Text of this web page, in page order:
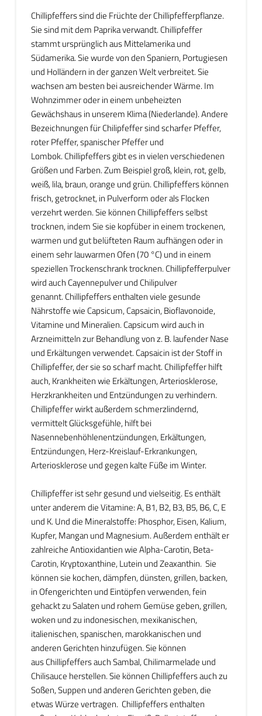
Chillipfeffers sind die Früchte der Chillipfefferpflanze.
Sie sind mit dem Paprika verwandt. Chillipfeffer
stammt ursprünglich aus Mittelamerika und
Südamerika. Sie wurde von den Spaniern, Portugiesen
und Holländern in der ganzen Welt verbreitet. Sie
wachsen am besten bei ausreichender Wärme. Im
Wohnzimmer oder in einem unbeheizten
Gewächshaus in unserem Klima (Niederlande). Andere
Bezeichnungen für Chilipfeffer sind scharfer Pfeffer,
roter Pfeffer, spanischer Pfeffer und
Lombok. Chillipfeffers gibt es in vielen verschiedenen
Größen und Farben. Zum Beispiel groß, klein, rot, gelb,
weiß, lila, braun, orange und grün. Chillipfeffers können
frisch, getrocknet, in Pulverform oder als Flocken
verzehrt werden. Sie können Chillipfeffers selbst
trocknen, indem Sie sie kopfüber in einem trockenen,
warmen und gut belüfteten Raum aufhängen oder in
einem sehr lauwarmen Ofen (70 °C) und in einem
speziellen Trockenschrank trocknen. Chillipfefferpulver
wird auch Cayennepulver und Chilipulver
genannt. Chillipfeffers enthalten viele gesunde
Nährstoffe wie Capsicum, Capsaicin, Bioflavonoide,
Vitamine und Mineralien. Capsicum wird auch in
Arzneimitteln zur Behandlung von z. B. laufender Nase
und Erkältungen verwendet. Capsaicin ist der Stoff in
Chillipfeffer, der sie so scharf macht. Chillipfeffer hilft
auch, Krankheiten wie Erkältungen, Arteriosklerose,
Herzkrankheiten und Entzündungen zu verhindern.
Chillipfeffer wirkt außerdem schmerzlindernd,
vermittelt Glücksgefühle, hilft bei
Nasennebenhöhlenentzündungen, Erkältungen,
Entzündungen, Herz-Kreislauf-Erkrankungen,
Arteriosklerose und gegen kalte Füße im Winter.
Chillipfeffer ist sehr gesund und vielseitig. Es enthält
unter anderem die Vitamine: A, B1, B2, B3, B5, B6, C, E
und K. Und die Mineralstoffe: Phosphor, Eisen, Kalium,
Kupfer, Mangan und Magnesium. Außerdem enthält er
zahlreiche Antioxidantien wie Alpha-Carotin, Beta-
Carotin, Kryptoxanthine, Lutein und Zeaxanthin. Sie
können sie kochen, dämpfen, dünsten, grillen, backen,
in Ofengerichten und Eintöpfen verwenden, fein
gehackt zu Salaten und rohem Gemüse geben, grillen,
woken und zu indonesischen, mexikanischen,
italienischen, spanischen, marokkanischen und
anderen Gerichten hinzufügen. Sie können
aus Chillipfeffers auch Sambal, Chilimarmelade und
Chilisauce herstellen. Sie können Chillipfeffers auch zu
Soßen, Suppen und anderen Gerichten geben, die
etwas Würze vertragen. Chillipfeffers enthalten